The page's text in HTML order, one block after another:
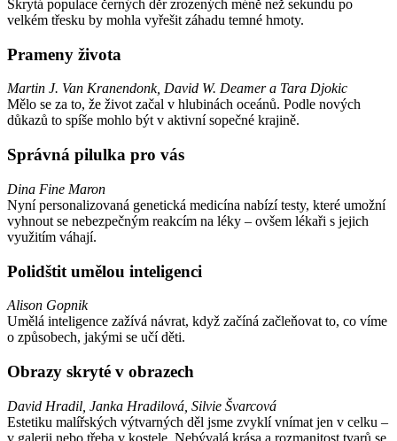
Skrytá populace černých děr zrozených méně než sekundu po
velkém třesku by mohla vyřešit záhadu temné hmoty.
Prameny života
Martin J. Van Kranendonk, David W. Deamer a Tara Djokic
Mělo se za to, že život začal v hlubinách oceánů. Podle nových
důkazů to spíše mohlo být v aktivní sopečné krajině.
Správná pilulka pro vás
Dina Fine Maron
Nyní personalizovaná genetická medicína nabízí testy, které umožní
vyhnout se nebezpečným reakcím na léky – ovšem lékaři s jejich
využitím váhají.
Polidštit umělou inteligenci
Alison Gopnik
Umělá inteligence zažívá návrat, když začíná začleňovat to, co víme
o způsobech, jakými se učí děti.
Obrazy skryté v obrazech
David Hradil, Janka Hradilová, Silvie Švarcová
Estetiku malířských výtvarných děl jsme zvyklí vnímat jen v celku –
v galerii nebo třeba v kostele. Nebývalá krása a rozmanitost tvarů se